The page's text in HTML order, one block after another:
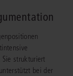
strukturiert
bei der